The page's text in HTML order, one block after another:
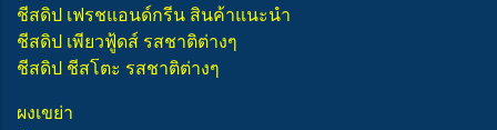
ชีสดิป เฟรชแอนด์กรีน สินค้าแนะนำ
ชีสดิป เพียวฟู้ดส์ รสชาติต่างๆ
ชีสดิป ชีสโตะ รสชาติต่างๆ
ผงเขย่า